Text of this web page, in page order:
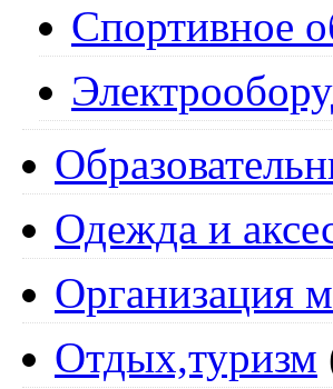
Спортивное
Одежда и
Организация
Отдых,туризм